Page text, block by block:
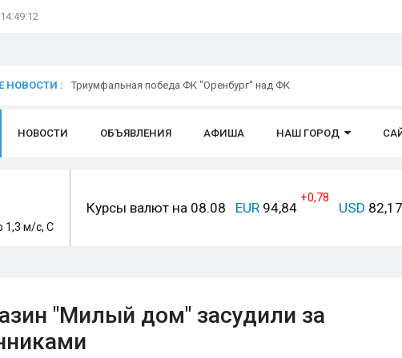
НОВОСТИ : Триумфальная победа ФК "Оренбург" над ФК
НОВОСТИ ОБЪЯВЛЕНИЯ АФИША НАШ ГОРОД
1,3 м/с, С
Курсы валют на 08.08 EUR 94,84
+0,78
USD 82,17
"Милый дом" засудили за